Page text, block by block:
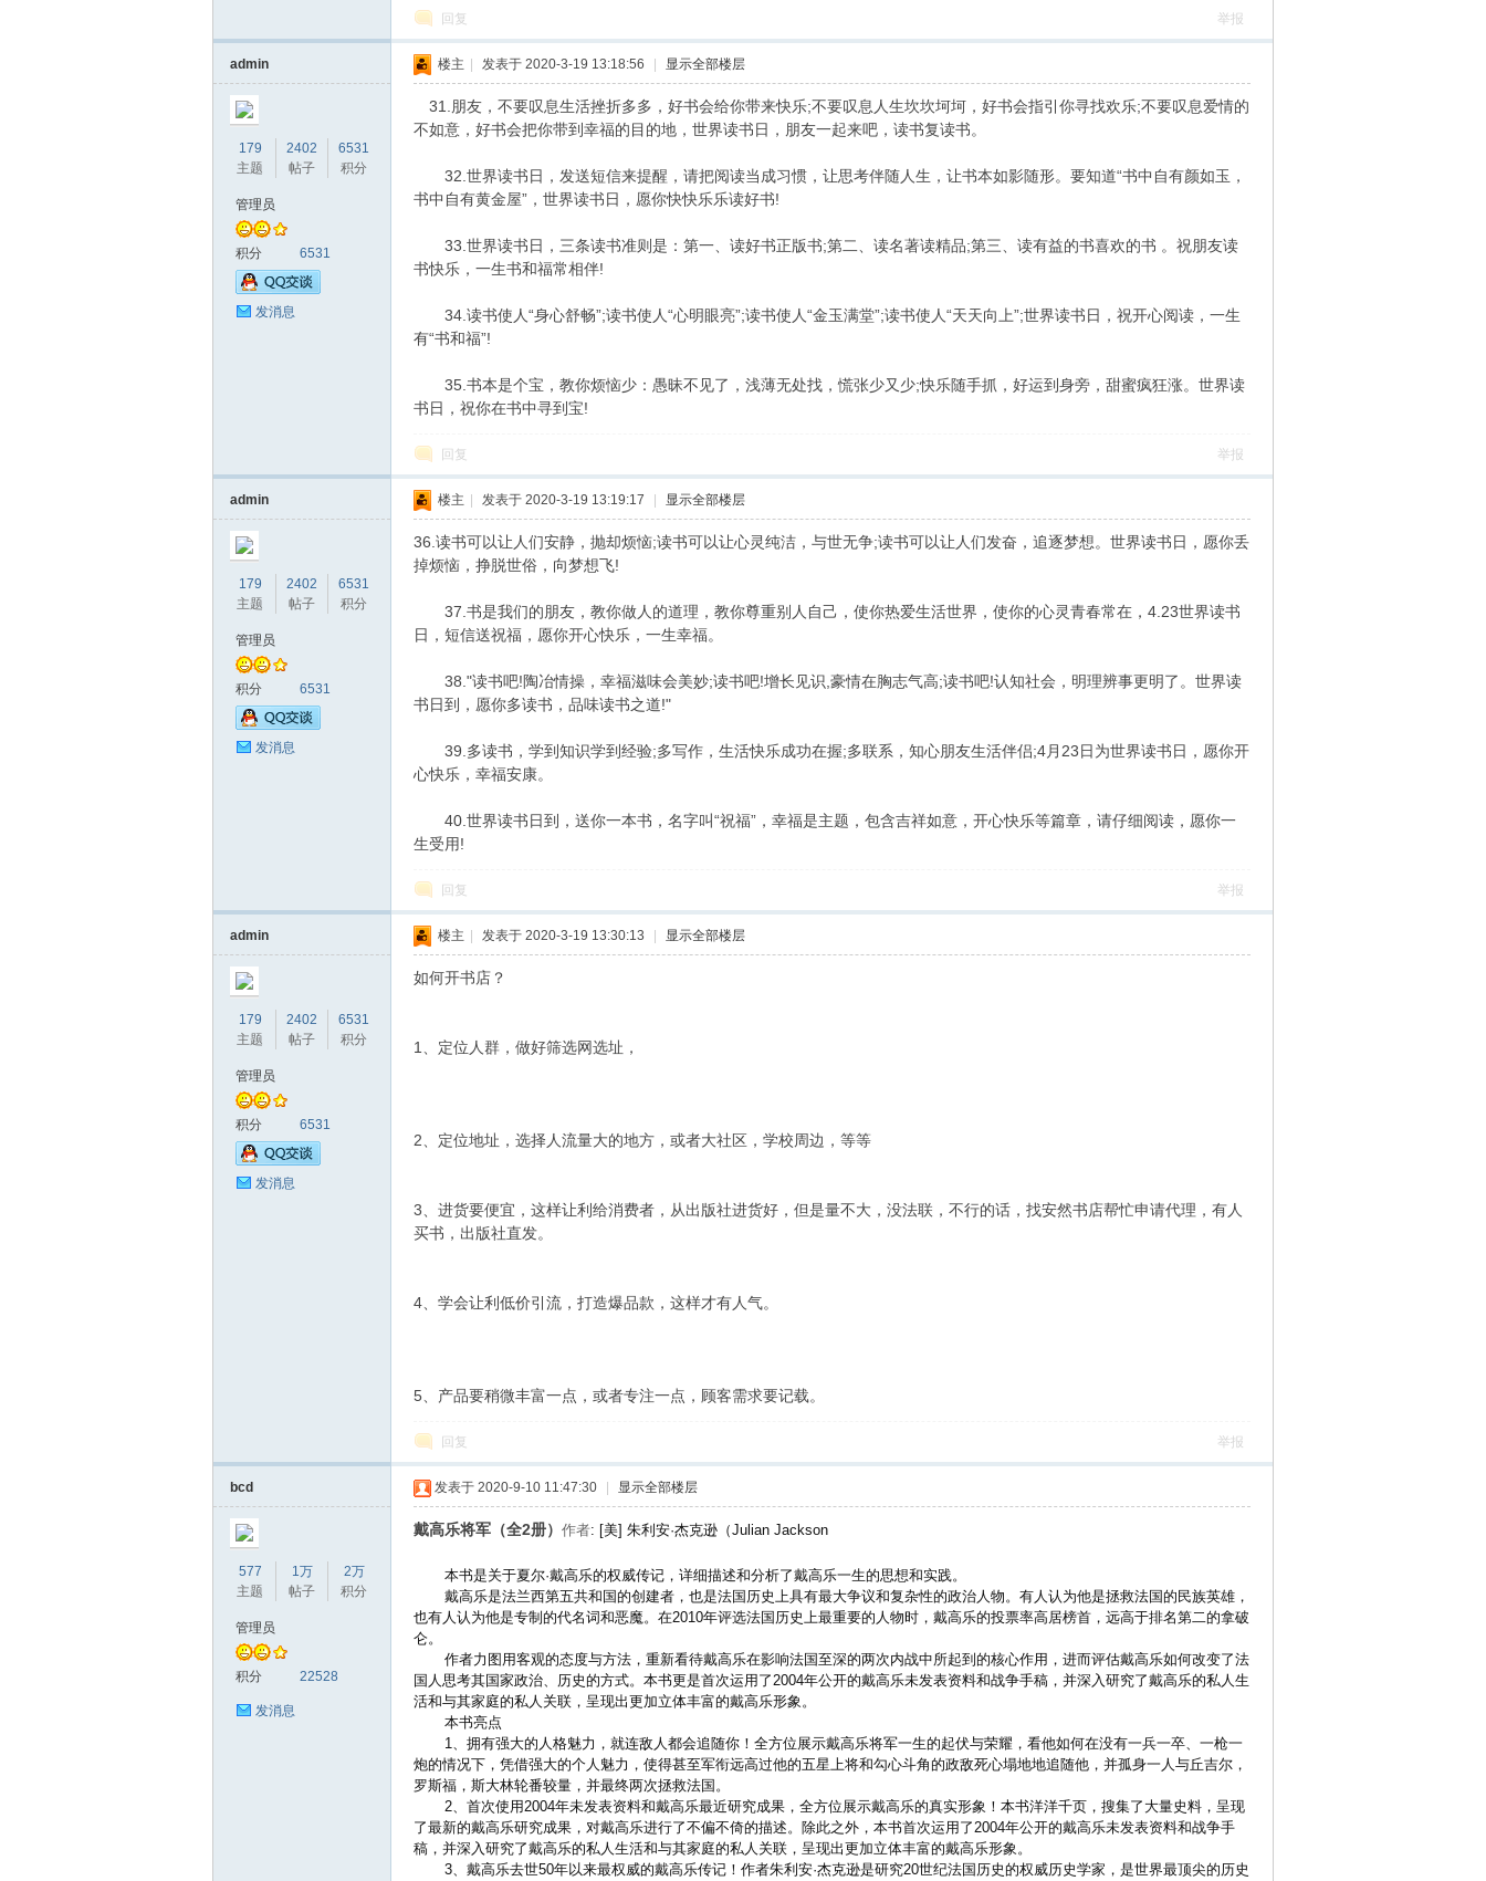
回复 举报
admin
179
主题
2402
帖子
6531
积分
管理员
积分 6531
发消息
楼主 发表于 2020-3-19 13:18:56 显示全部楼层
31.朋友，不要叹息生活挫折多多，好书会给你带来快乐;不要叹息人生坎坎坷坷，好书会指引你寻找欢乐;不要叹息爱情的
不如意，好书会把你带到幸福的目的地，世界读书日，朋友一起来吧，读书复读书。
32.世界读书日，发送短信来提醒，请把阅读当成习惯，让思考伴随人生，让书本如影随形。要知道“书中自有颜如玉，
书中自有黄金屋”，世界读书日，愿你快快乐乐读好书!
33.世界读书日，三条读书准则是：第一、读好书正版书;第二、读名著读精品;第三、读有益的书喜欢的书 。祝朋友读
书快乐，一生书和福常相伴!
34.读书使人“身心舒畅”;读书使人“心明眼亮”;读书使人“金玉满堂”;读书使人“天天向上”;世界读书日，祝开心阅读，一生
有“书和福”!
35.书本是个宝，教你烦恼少：愚昧不见了，浅薄无处找，慌张少又少;快乐随手抓，好运到身旁，甜蜜疯狂涨。世界读
书日，祝你在书中寻到宝!
回复 举报
admin
179
主题
2402
帖子
6531
积分
管理员
积分 6531
发消息
楼主 发表于 2020-3-19 13:19:17 显示全部楼层
36.读书可以让人们安静，抛却烦恼;读书可以让心灵纯洁，与世无争;读书可以让人们发奋，追逐梦想。世界读书日，愿你丢
掉烦恼，挣脱世俗，向梦想飞!
37.书是我们的朋友，教你做人的道理，教你尊重别人自己，使你热爱生活世界，使你的心灵青春常在，4.23世界读书
日，短信送祝福，愿你开心快乐，一生幸福。
38."读书吧!陶冶情操，幸福滋味会美妙;读书吧!增长见识,豪情在胸志气高;读书吧!认知社会，明理辨事更明了。世界读
书日到，愿你多读书，品味读书之道!"
39.多读书，学到知识学到经验;多写作，生活快乐成功在握;多联系，知心朋友生活伴侣;4月23日为世界读书日，愿你开
心快乐，幸福安康。
40.世界读书日到，送你一本书，名字叫“祝福”，幸福是主题，包含吉祥如意，开心快乐等篇章，请仔细阅读，愿你一
生受用!
回复 举报
admin
179
主题
2402
帖子
6531
积分
管理员
积分 6531
发消息
楼主 发表于 2020-3-19 13:30:13 显示全部楼层
如何开书店？
1、定位人群，做好筛选网选址，
2、定位地址，选择人流量大的地方，或者大社区，学校周边，等等
3、进货要便宜，这样让利给消费者，从出版社进货好，但是量不大，没法联，不行的话，找安然书店帮忙申请代理，有人
买书，出版社直发。
4、学会让利低价引流，打造爆品款，这样才有人气。
5、产品要稍微丰富一点，或者专注一点，顾客需求要记载。
回复 举报
bcd
577
主题
1万
帖子
2万
积分
管理员
积分 22528
发消息
发表于 2020-9-10 11:47:30 显示全部楼层
戴高乐将军（全2册） 作者: [美] 朱利安·杰克逊（Julian Jackson
本书是关于夏尔·戴高乐的权威传记，详细描述和分析了戴高乐一生的思想和实践。
戴高乐是法兰西第五共和国的创建者，也是法国历史上具有最大争议和复杂性的政治人物。有人认为他是拯救法国的民族英雄，
也有人认为他是专制的代名词和恶魔。在2010年评选法国历史上最重要的人物时，戴高乐的投票率高居榜首，远高于排名第二的拿破
仑。
作者力图用客观的态度与方法，重新看待戴高乐在影响法国至深的两次内战中所起到的核心作用，进而评估戴高乐如何改变了法
国人思考其国家政治、历史的方式。本书更是首次运用了2004年公开的戴高乐未发表资料和战争手稿，并深入研究了戴高乐的私人生
活和与其家庭的私人关联，呈现出更加立体丰富的戴高乐形象。
本书亮点
1、拥有强大的人格魅力，就连敌人都会追随你！全方位展示戴高乐将军一生的起伏与荣耀，看他如何在没有一兵一卒、一枪一
炮的情况下，凭借强大的个人魅力，使得甚至军衔远高过他的五星上将和勾心斗角的政敌死心塌地地追随他，并孤身一人与丘吉尔，
罗斯福，斯大林轮番较量，并最终两次拯救法国。
2、首次使用2004年未发表资料和戴高乐最近研究成果，全方位展示戴高乐的真实形象！本书洋洋千页，搜集了大量史料，呈现
了最新的戴高乐研究成果，对戴高乐进行了不偏不倚的描述。除此之外，本书首次运用了2004年公开的戴高乐未发表资料和战争手
稿，并深入研究了戴高乐的私人生活和与其家庭的私人关联，呈现出更加立体丰富的戴高乐形象。
3、戴高乐去世50年以来最权威的戴高乐传记！作者朱利安·杰克逊是研究20世纪法国历史的权威历史学家，是世界最顶尖的历史